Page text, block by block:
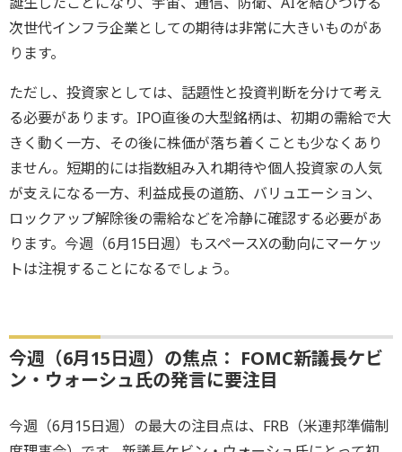
次世代インフラ企業としての期待は非常に大きいものがあ
ります。
ただし、投資家としては、話題性と投資判断を分けて考え
る必要があります。IPO直後の大型銘柄は、初期の需給で大
きく動く一方、その後に株価が落ち着くことも少なくあり
ません。短期的には指数組み入れ期待や個人投資家の人気
が支えになる一方、利益成長の道筋、バリュエーション、
ロックアップ解除後の需給などを冷静に確認する必要があ
ります。今週（6月15日週）もスペースXの動向にマーケッ
トは注視することになるでしょう。
今週（6月15日週）の焦点： FOMC新議長ケビ
ン・ウォーシュ氏の発言に要注目
今週（6月15日週）の最大の注目点は、FRB（米連邦準備制